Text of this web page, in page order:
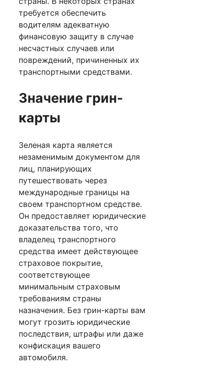
требуется обеспечить
водителям адекватную
финансовую защиту в случае
несчастных случаев или
повреждений, причиненных их
транспортными средствами.
Значение грин-
карты
Зеленая карта является
незаменимым документом для
лиц, планирующих
путешествовать через
международные границы на
своем транспортном средстве.
Он предоставляет юридические
доказательства того, что
владелец транспортного
средства имеет действующее
страховое покрытие,
соответствующее
минимальным страховым
требованиям страны
назначения. Без грин-карты вам
могут грозить юридические
последствия, штрафы или даже
конфискация вашего
автомобиля.